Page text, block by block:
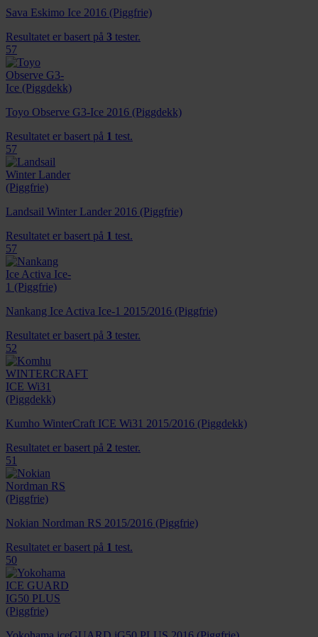
Sava Eskimo Ice 2016 (Piggfrie)
Resultatet er basert på 3 tester.
57
Toyo Observe G3-Ice 2016 (Piggdekk)
Resultatet er basert på 1 test.
57
Landsail Winter Lander 2016 (Piggfrie)
Resultatet er basert på 1 test.
57
Nankang Ice Activa Ice-1 2015/2016 (Piggfrie)
Resultatet er basert på 3 tester.
52
Kumho WinterCraft ICE Wi31 2015/2016 (Piggdekk)
Resultatet er basert på 2 tester.
51
Nokian Nordman RS 2015/2016 (Piggfrie)
Resultatet er basert på 1 test.
50